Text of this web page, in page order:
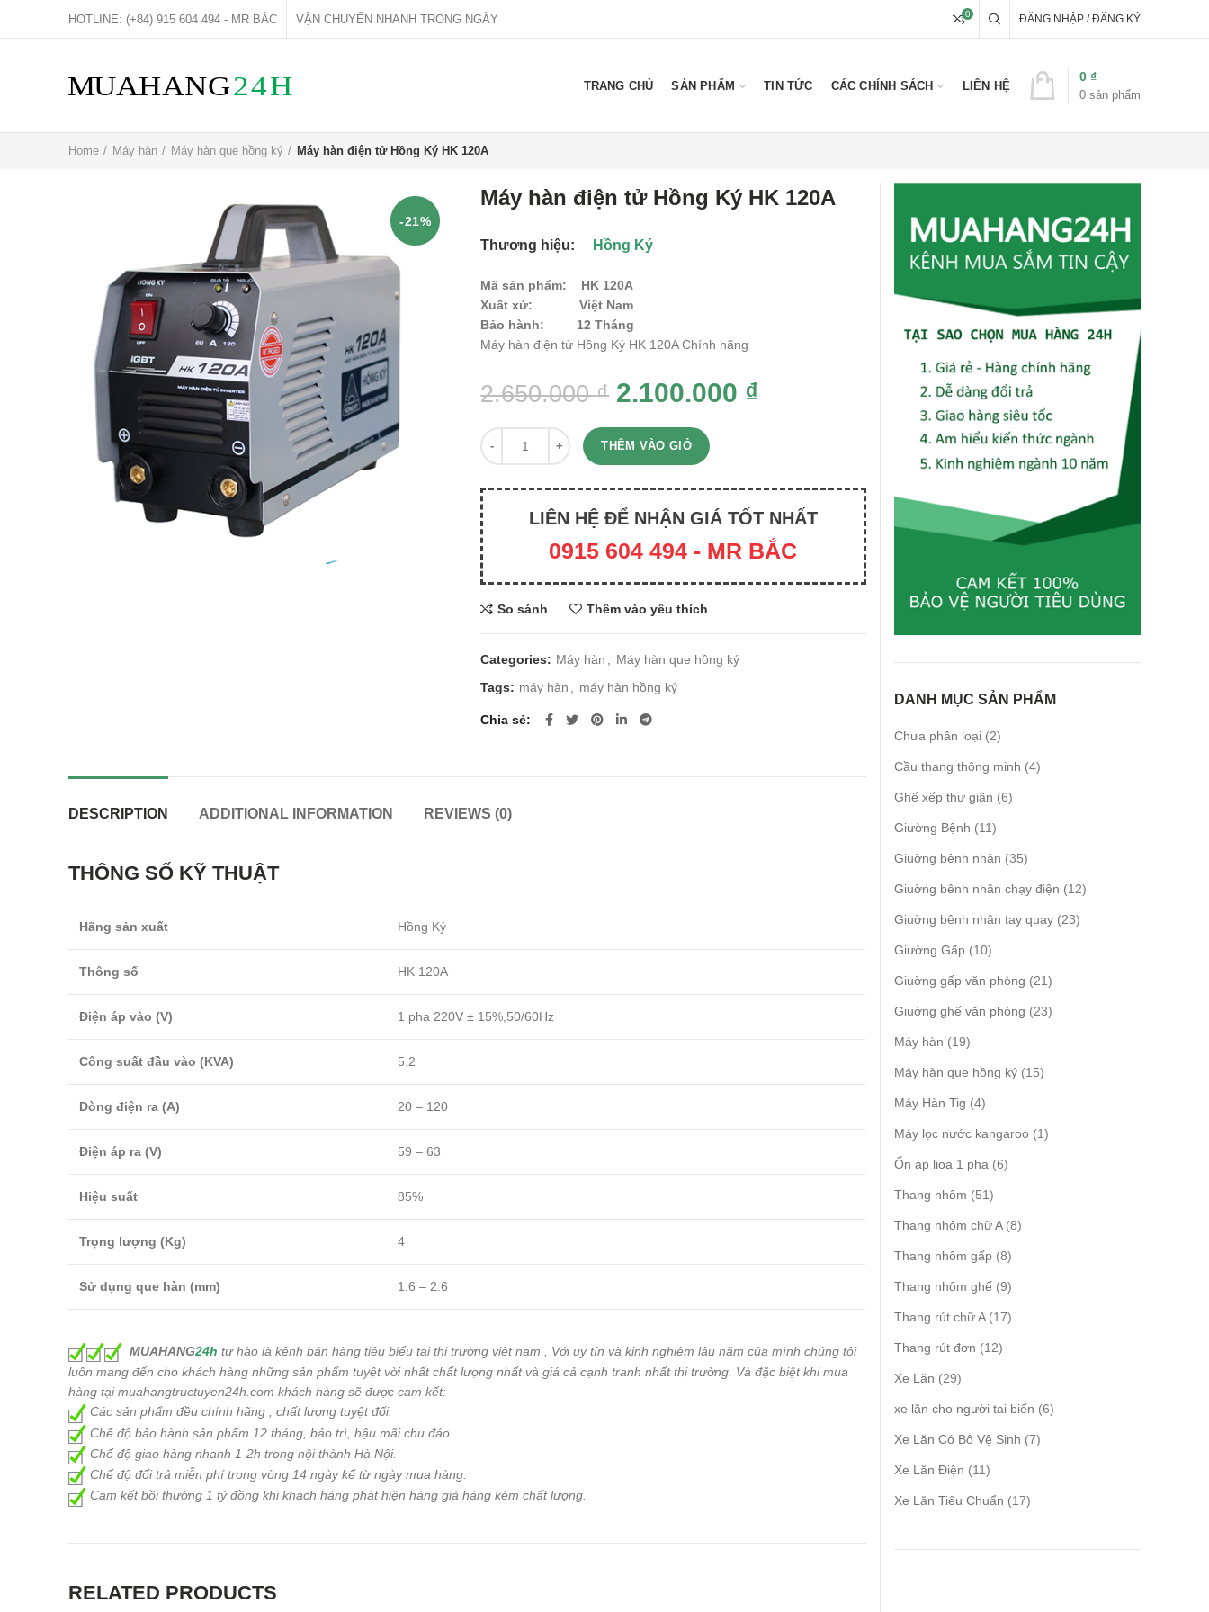
HOTLINE: (+84) 915 604 494 - MR BẮC VẬN CHUYỂN NHANH TRONG NGÀY 0 ĐĂNG NHẬP / ĐĂNG KÝ
TRANG CHỦ SẢN PHẨM TIN TỨC CÁC CHÍNH SÁCH LIÊN HỆ
0 sản phẩm
0 ₫
Home Máy hàn Máy hàn que hồng ký Máy hàn điện tử Hồng Ký HK 120A
-21%
Máy hàn điện tử Hồng Ký HK 120A
Thương hiệu: Hồng Ký
Mã sản phẩm: HK 120A
Xuất xứ:Việt Nam
Bảo hành: 12 Tháng
Máy hàn điện tử Hồng Ký HK 120A Chính hãng
2.650.000₫ 2.100.000 ₫
Quantity
THÊM VÀO GIỎ
LIÊN HỆ ĐỂ NHẬN GIÁ TỐT NHẤT
0915 604 494 - MR BẮC
So sánh Thêm vào yêu thích
Categories: Máy hàn
Máy hàn que hồng ký
Tags: máy hàn máy hàn hồng ký
Chia sẻ
DESCRIPTION ADDITIONAL INFORMATION REVIEWS (0)
THÔNG SỐ KỸ THUẬT
Hãng sản xuất Hồng Ký
Thông số HK 120A
Điện áp vào (V) 1 pha 220V ± 15%,50/60Hz
Công suất đầu vào (KVA) 5.2
Dòng điện ra (A) 20 – 120
Điện áp ra (V) 59 – 63
Hiệu suất 85%
Trọng lượng (Kg) 4
Sử dụng que hàn (mm) 1.6 – 2.6
MUAHANG24h tự hào là kênh bán hàng tiêu biểu tại thị trường việt nam , Với uy tín và kinh nghiệm lâu năm của mình chúng tôi
luôn mang đến cho khách hàng những sản phẩm tuyệt vời nhất chất lượng nhất và giá cả cạnh tranh nhất thị trường. Và đặc biệt khi mua
hàng tại muahangtructuyen24h.com khách hàng sẽ được cam kết:
Các sản phẩm đều chính hãng , chất lượng tuyệt đối.
Chế độ bảo hành sản phẩm 12 tháng, bảo trì, hậu mãi chu đáo.
Chế độ giao hàng nhanh 1-2h trong nội thành Hà Nội.
Chế độ đổi trả miễn phí trong vòng 14 ngày kể từ ngày mua hàng.
Cam kết bồi thường 1 tỷ đồng khi khách hàng phát hiện hàng giả hàng kém chất lượng.
RELATED PRODUCTS
DANH MỤC SẢN PHẨM
Chưa phân loại 22
Cầu thang thông minh 44
Ghế xếp thư giãn 66
Giường Bệnh 1111
Giuờng bệnh nhân 3535
Giuờng bênh nhân chạy điện 1212
Giuờng bênh nhân tay quay 2323
Giường Gấp 1010
Giuờng gấp văn phòng 2121
Giuờng ghế văn phòng 2323
Máy hàn 1919
Máy hàn que hồng ký 1515
Máy Hàn Tig 44
Máy lọc nước kangaroo 11
Ổn áp lioa 1 pha 66
Thang nhôm 5151
Thang nhôm chữ A 88
Thang nhôm gấp 88
Thang nhôm ghế 99
Thang rút chữ A 1717
Thang rút đơn 1212
Xe Lăn 2929
xe lăn cho người tai biến 66
Xe Lăn Có Bô Vệ Sinh 77
Xe Lăn Điện 1111
Xe Lăn Tiêu Chuẩn 1717